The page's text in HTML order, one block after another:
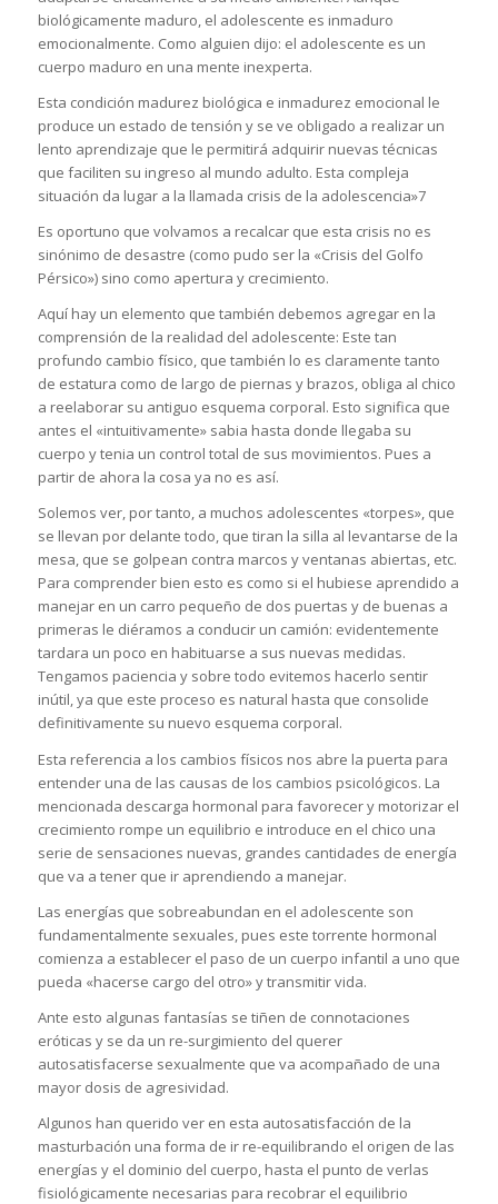
biológicamente maduro, el adolescente es inmaduro
emocionalmente. Como alguien dijo: el adolescente es un
cuerpo maduro en una mente inexperta.
Esta condición madurez biológica e inmadurez emocional le
produce un estado de tensión y se ve obligado a realizar un
lento aprendizaje que le permitirá adquirir nuevas técnicas
que faciliten su ingreso al mundo adulto. Esta compleja
situación da lugar a la llamada crisis de la adolescencia»7
Es oportuno que volvamos a recalcar que esta crisis no es
sinónimo de desastre (como pudo ser la «Crisis del Golfo
Pérsico») sino como apertura y crecimiento.
Aquí hay un elemento que también debemos agregar en la
comprensión de la realidad del adolescente: Este tan
profundo cambio físico, que también lo es claramente tanto
de estatura como de largo de piernas y brazos, obliga al chico
a reelaborar su antiguo esquema corporal. Esto significa que
antes el «intuitivamente» sabia hasta donde llegaba su
cuerpo y tenia un control total de sus movimientos. Pues a
partir de ahora la cosa ya no es así.
Solemos ver, por tanto, a muchos adolescentes «torpes», que
se llevan por delante todo, que tiran la silla al levantarse de la
mesa, que se golpean contra marcos y ventanas abiertas, etc.
Para comprender bien esto es como si el hubiese aprendido a
manejar en un carro pequeño de dos puertas y de buenas a
primeras le diéramos a conducir un camión: evidentemente
tardara un poco en habituarse a sus nuevas medidas.
Tengamos paciencia y sobre todo evitemos hacerlo sentir
inútil, ya que este proceso es natural hasta que consolide
definitivamente su nuevo esquema corporal.
Esta referencia a los cambios físicos nos abre la puerta para
entender una de las causas de los cambios psicológicos. La
mencionada descarga hormonal para favorecer y motorizar el
crecimiento rompe un equilibrio e introduce en el chico una
serie de sensaciones nuevas, grandes cantidades de energía
que va a tener que ir aprendiendo a manejar.
Las energías que sobreabundan en el adolescente son
fundamentalmente sexuales, pues este torrente hormonal
comienza a establecer el paso de un cuerpo infantil a uno que
pueda «hacerse cargo del otro» y transmitir vida.
Ante esto algunas fantasías se tiñen de connotaciones
eróticas y se da un re-surgimiento del querer
autosatisfacerse sexualmente que va acompañado de una
mayor dosis de agresividad.
Algunos han querido ver en esta autosatisfacción de la
masturbación una forma de ir re-equilibrando el origen de las
energías y el dominio del cuerpo, hasta el punto de verlas
fisiológicamente necesarias para recobrar el equilibrio